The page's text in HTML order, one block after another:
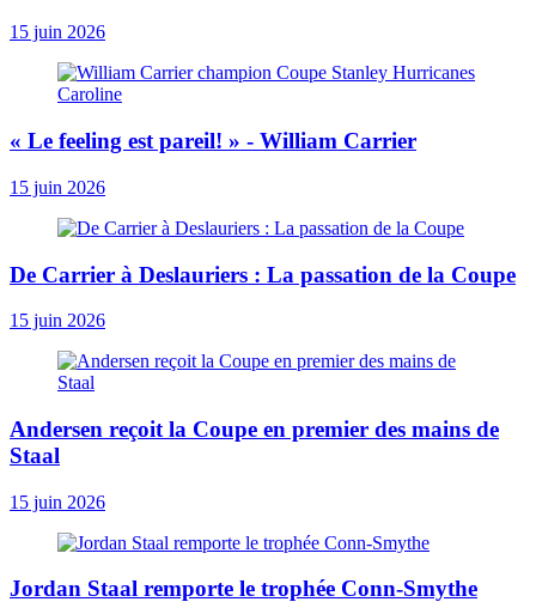
15 juin 2026
« Le ­feeling est pareil! » - William Carrier
15 juin 2026
De Carrier à Deslauriers : La passation de la Coupe
15 juin 2026
Andersen reçoit la Coupe en premier des mains de
Staal
15 juin 2026
Jordan Staal remporte le trophée Conn-Smythe